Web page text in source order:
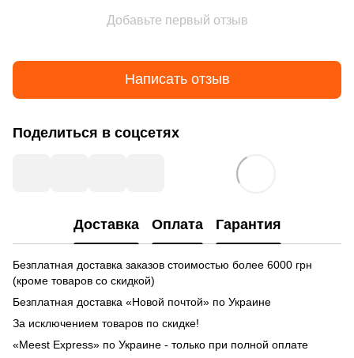
Добавьте первый отзыв
Написать отзыв
Поделиться в соцсетях
Доставка Оплата Гарантия
Безплатная доставка заказов стоимостью более 6000 грн
(кроме товаров со скидкой)
Безплатная доставка «Новой почтой» по Украине
За исключением товаров по скидке!
«Meest Express» по Украине - только при полной оплате